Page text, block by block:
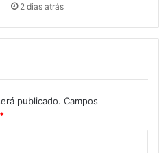
2 dias atrás
publicado. Campos
*